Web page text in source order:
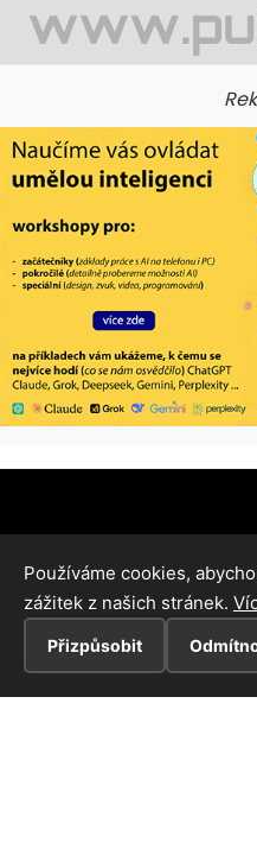
Používáme cookies,
zážitek z našich stránek.
Přizpůsobit